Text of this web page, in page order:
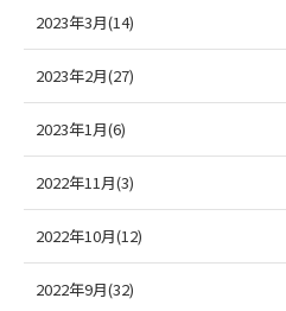
2023年3月(14)
2023年2月(27)
2023年1月(6)
2022年11月(3)
2022年10月(12)
2022年9月(32)